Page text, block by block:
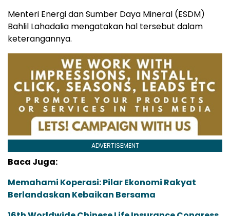
Menteri Energi dan Sumber Daya Mineral (ESDM)
Bahlil Lahadalia mengatakan hal tersebut dalam
keterangannya.
ADVERTISEMENT
Baca Juga:
Memahami Koperasi: Pilar Ekonomi Rakyat
Berlandaskan Kebaikan Bersama